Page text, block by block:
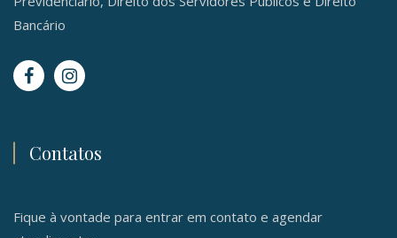
Bancário
Contatos
Fique à vontade para entrar em contato e agendar